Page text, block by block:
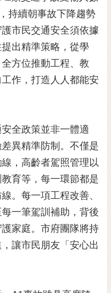
持續朝事故下降趨勢
市民交通安全須依據
出精準策略，從學
方位推動工程、教
作，打造人人都能安
全政策並非一體適
異精準防制。不僅是
，高齡者駕照管理以
育等，每一環節都是
。每一項工程改善、
一筆駕訓補助，背後
家庭。市府團隊將持
讓市民朋友「安心出